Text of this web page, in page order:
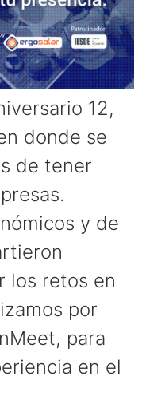
12,
donde se
de tener
y de
los retos en
por
para
en el